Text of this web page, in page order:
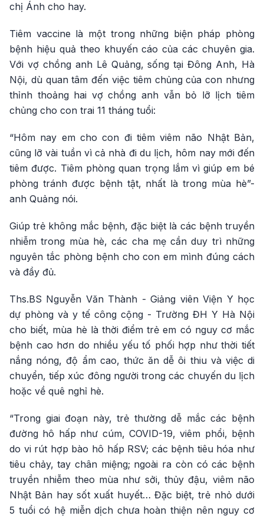
chị Ánh cho hay.
Tiêm vaccine là một trong những biện pháp phòng
bệnh hiệu quả theo khuyến cáo của các chuyên gia.
Với vợ chồng anh Lê Quảng, sống tại Đông Anh, Hà
Nội, dù quan tâm đến việc tiêm chủng của con nhưng
thỉnh thoảng hai vợ chồng anh vẫn bỏ lỡ lịch tiêm
chủng cho con trai 11 tháng tuổi:
“Hôm nay em cho con đi tiêm viêm não Nhật Bản,
cũng lỡ vài tuần vì cả nhà đi du lịch, hôm nay mới đến
tiêm được. Tiêm phòng quan trọng lắm vì giúp em bé
phòng tránh được bệnh tật, nhất là trong mùa hè”-
anh Quảng nói.
Giúp trẻ không mắc bệnh, đặc biệt là các bệnh truyền
nhiễm trong mùa hè, các cha mẹ cần duy trì những
nguyên tắc phòng bệnh cho con em mình đúng cách
và đầy đủ.
Ths.BS Nguyễn Văn Thành - Giảng viên Viện Y học
dự phòng và y tế công cộng - Trường ĐH Y Hà Nội
cho biết, mùa hè là thời điểm trẻ em có nguy cơ mắc
bệnh cao hơn do nhiều yếu tố phối hợp như thời tiết
nắng nóng, độ ẩm cao, thức ăn dễ ôi thiu và việc di
chuyển, tiếp xúc đông người trong các chuyến du lịch
hoặc về quê nghỉ hè.
“Trong giai đoạn này, trẻ thường dễ mắc các bệnh
đường hô hấp như cúm, COVID-19, viêm phổi, bệnh
do vi rút hợp bào hô hấp RSV; các bệnh tiêu hóa như
tiêu chảy, tay chân miệng; ngoài ra còn có các bệnh
truyền nhiễm theo mùa như sởi, thủy đậu, viêm não
Nhật Bản hay sốt xuất huyết… Đặc biệt, trẻ nhỏ dưới
5 tuổi có hệ miễn dịch chưa hoàn thiện nên nguy cơ